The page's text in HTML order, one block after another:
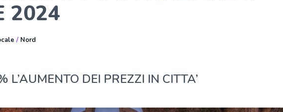
2024
/ Nord
L’AUMENTO DEI PREZZI IN CITTA’